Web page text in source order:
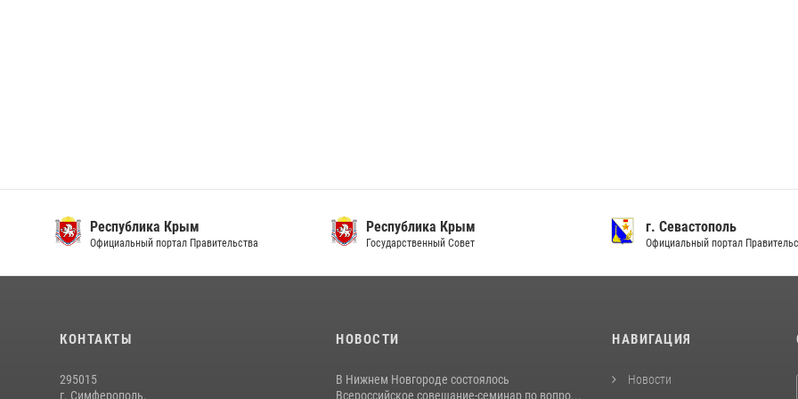
Республика Крым
Официальный портал Правительства
Республика Крым
Государственный Совет
г. Севастополь
Официальный портал
КОНТАКТЫ
295015
г. Симферополь,
НОВОСТИ
В Нижнем Новгороде состоялось
Всероссийское совещание-семинар по вопро...
НАВИГАЦИЯ
Новости